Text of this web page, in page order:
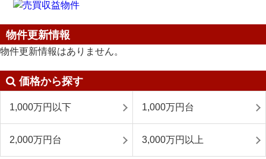
物件更新情報
物件更新情報はありません。
価格から探す
1,000万円以下 1,000万円台
2,000万円台 3,000万円以上